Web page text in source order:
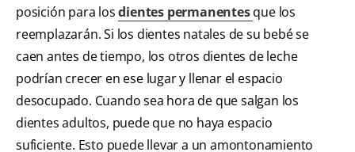
posición para losdientes permanentesque los
reemplazarán. Si los dientes natales de su bebé se
caen antes de tiempo, los otros dientes de leche
podrían crecer en ese lugar y llenar el espacio
desocupado. Cuando sea hora de que salgan los
dientes adultos, puede que no haya espacio
suficiente. Esto puede llevar a un amontonamiento